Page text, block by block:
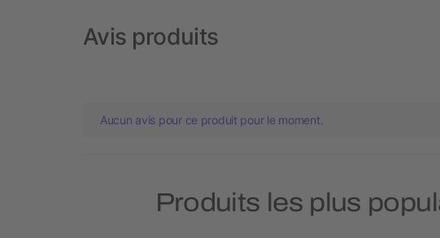
Avis produits
Aucun avis pour ce produit pour le moment.
Produits les plus